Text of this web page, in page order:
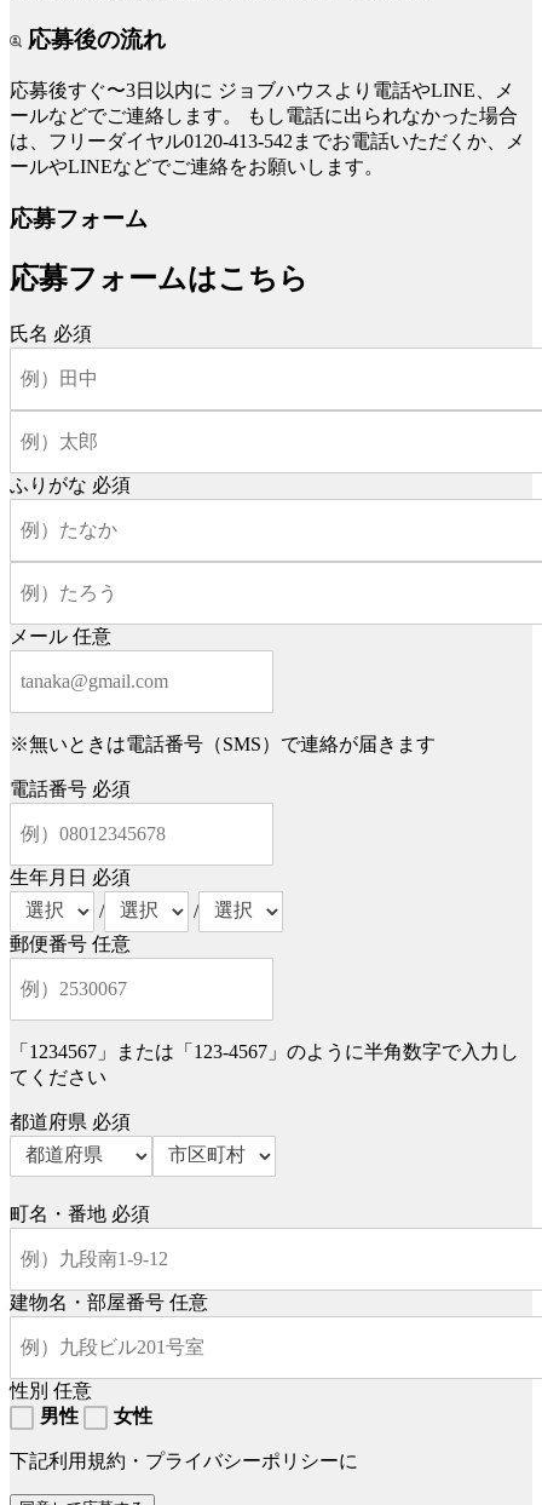
応募後の流れ
応募後すぐ〜3日以内に ジョブハウスより電話やLINE、メ
ールなどでご連絡します。
もし電話に出られなかった場合
は、フリーダイヤル0120-413-542までお電話いただくか、メ
ールやLINEなどでご連絡をお願いします。
応募フォーム
応募フォームはこちら
氏名 必須
ふりがな 必須
メール 任意
※無いときは電話番号（SMS）で連絡が届きます
電話番号 必須
生年月日 必須
/
/
郵便番号 任意
「1234567」または「123-4567」のように半角数字で入力し
てください
都道府県 必須
町名・番地 必須
建物名・部屋番号 任意
性別 任意
男性
女性
下記利用規約・プライバシーポリシーに